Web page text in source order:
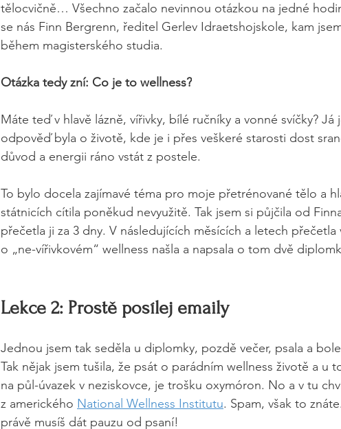
tělocvičně… Všechno začalo nevinnou otázkou na jedné
se nás Finn Bergrenn, ředitel Gerlev Idraetshojskole, kam
během magisterského studia.
Otázka tedy zní: Co je to wellness?
Máte teď v hlavě lázně, vířivky, bílé ručníky a vonné svíčky?
odpověď byla o životě, kde je i přes veškeré starosti dost
důvod a energii ráno vstát z postele.
To bylo docela zajímavé téma pro moje přetrénované tělo a
státnicích cítila poněkud nevyužitě. Tak jsem si půjčila od
přečetla ji za 3 dny. V následujících měsících a letech
o „ne-vířivkovém“ wellness našla a napsala o tom dvě
Lekce 2: Prostě posílej emaily
Jednou jsem tak seděla u diplomky, pozdě večer, psala a
Tak nějak jsem tušila, že psát o parádním wellness životě a u
na půl-úvazek v neziskovce, je trošku oxymóron. No a v tu
z amerického National Wellness Institutu. Spam, však to
právě musíš dát pauzu od psaní!